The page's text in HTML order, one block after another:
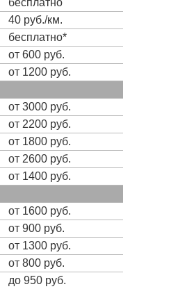
40 руб./км.
бесплатно*
от 600 руб.
от 1200 руб.
от 3000 руб.
от 2200 руб.
от 1800 руб.
от 2600 руб.
от 1400 руб.
от 1600 руб.
от 900 руб.
от 1300 руб.
от 800 руб.
до 950 руб.